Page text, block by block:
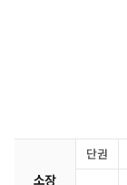
소장
단권